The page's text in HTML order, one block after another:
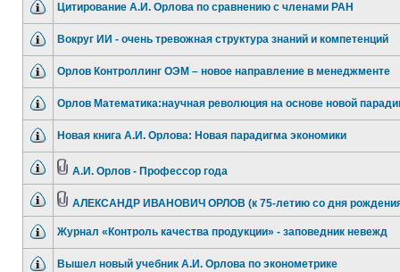
Цитирование А.И. Орлова по сравнению с членами РАН
Вокруг ИИ - очень тревожная структура знаний и компетенций
Орлов Контроллинг ОЭМ – новое направление в менеджменте
Орлов Математика:научная революция на основе новой
Новая книга А.И. Орлова: Новая парадигма экономики
А.И. Орлов - Профессор года
АЛЕКСАНДР ИВАНОВИЧ ОРЛОВ (к 75-летию со дня
Журнал «Контроль качества продукции» - заповедник невежд
Вышел новый учебник А.И. Орлова по эконометрике